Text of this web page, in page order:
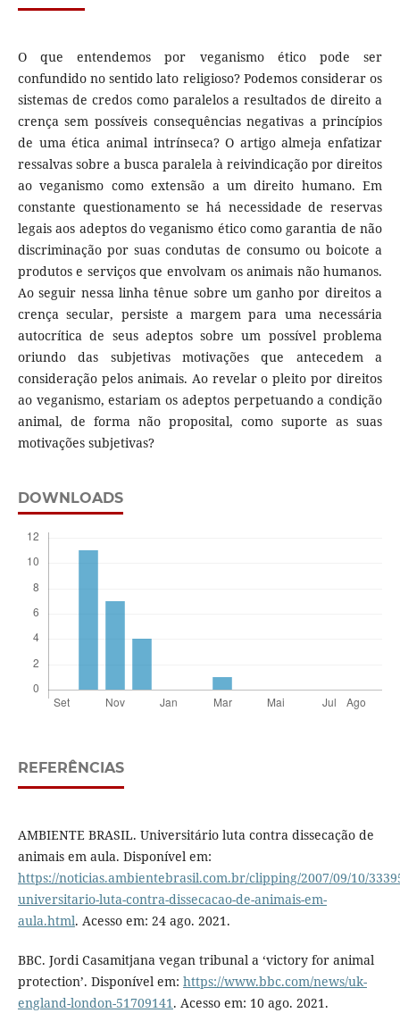
O que entendemos por veganismo ético pode ser
confundido no sentido lato religioso? Podemos considerar os
sistemas de credos como paralelos a resultados de direito a
crença sem possíveis consequências negativas a princípios
de uma ética animal intrínseca? O artigo almeja enfatizar
ressalvas sobre a busca paralela à reivindicação por direitos
ao veganismo como extensão a um direito humano. Em
constante questionamento se há necessidade de reservas
legais aos adeptos do veganismo ético como garantia de não
discriminação por suas condutas de consumo ou boicote a
produtos e serviços que envolvam os animais não humanos.
Ao seguir nessa linha tênue sobre um ganho por direitos a
crença secular, persiste a margem para uma necessária
autocrítica de seus adeptos sobre um possível problema
oriundo das subjetivas motivações que antecedem a
consideração pelos animais. Ao revelar o pleito por direitos
ao veganismo, estariam os adeptos perpetuando a condição
animal, de forma não proposital, como suporte as suas
motivações subjetivas?
DOWNLOADS
REFERÊNCIAS
AMBIENTE BRASIL. Universitário luta contra dissecação de
animais em aula. Disponível em:
https://noticias.ambientebrasil.com.br/clipping/2007/09/10/
universitario-luta-contra-dissecacao-de-animais-em-
aula.html. Acesso em: 24 ago. 2021.
BBC. Jordi Casamitjana vegan tribunal a ‘victory for animal
protection’. Disponível em: https://www.bbc.com/news/uk-
england-london-51709141. Acesso em: 10 ago. 2021.